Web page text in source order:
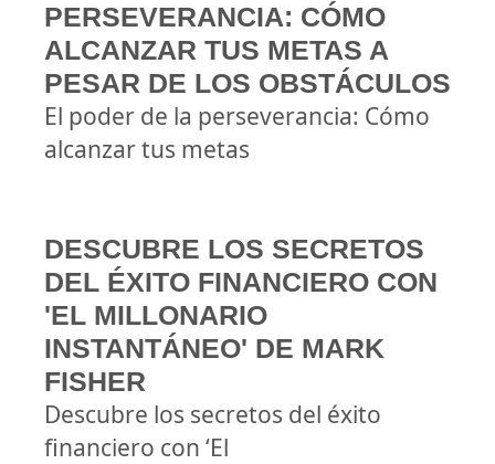
PERSEVERANCIA: CÓMO
ALCANZAR TUS METAS A
PESAR DE LOS OBSTÁCULOS
El poder de la perseverancia: Cómo
alcanzar tus metas
DESCUBRE LOS SECRETOS
DEL ÉXITO FINANCIERO CON
'EL MILLONARIO
INSTANTÁNEO' DE MARK
FISHER
Descubre los secretos del éxito
financiero con ‘El